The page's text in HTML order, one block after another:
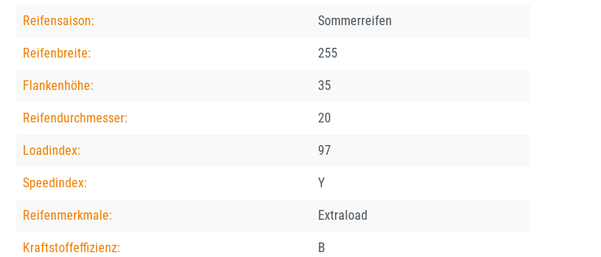
Reifensaison: Sommerreifen
Reifenbreite: 255
Flankenhöhe: 35
Reifendurchmesser: 20
Loadindex: 97
Speedindex: Y
Reifenmerkmale: Extraload
Kraftstoffeffizienz: B